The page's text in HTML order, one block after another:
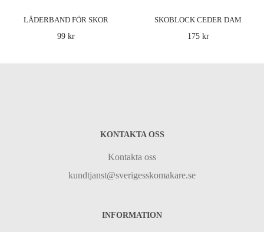
LÄDERBAND FÖR SKOR
99 kr
SKOBLOCK CEDER DAM
175 kr
KONTAKTA OSS
Kontakta oss
kundtjanst@sverigesskomakare.se
INFORMATION